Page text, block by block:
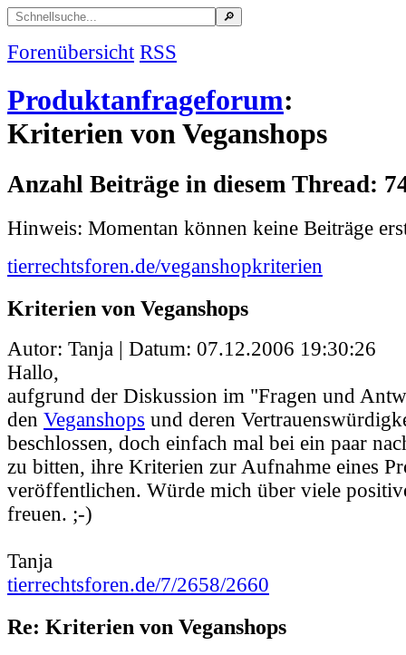
Forenübersicht RSS
Produktanfrageforum:
Kriterien von Veganshops
Anzahl Beiträge in diesem Thread:
Hinweis: Momentan können keine Beiträge
tierrechtsforen.de/veganshopkriterien
Kriterien von Veganshops
Autor: Tanja | Datum: 07.12.2006 19:30:26
Hallo,
aufgrund der Diskussion im "Fragen und
den Veganshops und deren
beschlossen, doch einfach mal bei ein paar
zu bitten, ihre Kriterien zur Aufnahme eines
veröffentlichen. Würde mich über viele
freuen. ;-)
Tanja
tierrechtsforen.de/7/2658/2660
Re: Kriterien von Veganshops